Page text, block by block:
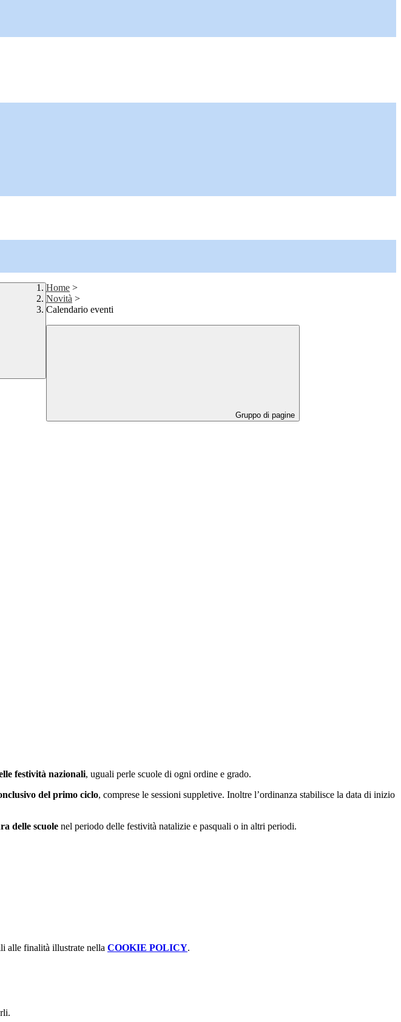
Home >
Novità >
Calendario eventi
Gruppo di pagine
e festività nazionali, uguali perle scuole di ogni ordine e grado.
del primo ciclo, comprese le sessioni suppletive. Inoltre l’ordinanza stabilisce la data di inizio
delle scuole nel periodo delle festività natalizie e pasquali o in altri periodi.
alle finalità illustrate nella COOKIE POLICY.